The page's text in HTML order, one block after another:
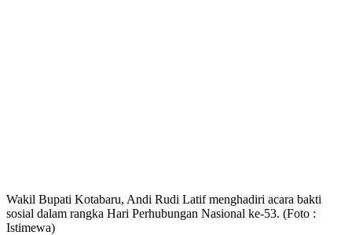
Wakil Bupati Kotabaru, Andi Rudi Latif menghadiri acara bakti
sosial dalam rangka Hari Perhubungan Nasional ke-53. (Foto :
Istimewa)